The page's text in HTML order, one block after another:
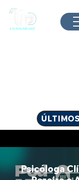
Psicóloga